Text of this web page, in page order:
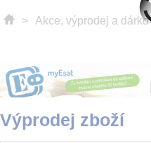
> Akce, výprodej a
Výprodej zboží